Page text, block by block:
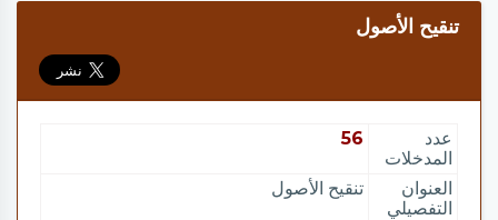
تنقيح الأصول
عدد
المدخلات
56
العنوان
التفصيلي
تنقيح الأصول